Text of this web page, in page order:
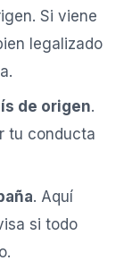
Si viene
legalizado
de origen.
tu conducta
. Aquí
si todo